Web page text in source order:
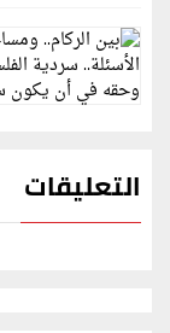
التعليقات